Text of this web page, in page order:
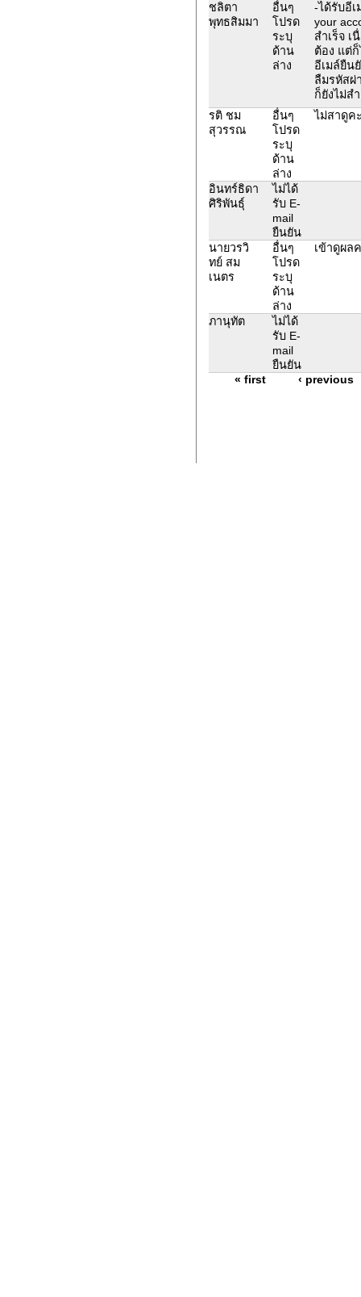
ชลิตา
พุทธสิมมา
อื่นๆ
โปรด
ระบุ
ด้าน
ล่าง
-ได้รับอีเ
your
สำเร็จ เ
ต้อง แต่
อีเมล์ยืน
ลืมรหัสผ่
ก็ยังไม่สำ
รติ ชม
สุวรรณ
อื่นๆ
โปรด
ระบุ
ด้าน
ล่าง
ไม่สาดูค
อินทร์ธิดา
ศิริพันธุ์
ไม่ได้
รับ E-
mail
ยืนยัน
นายวรวิ
ทย์ สม
เนตร
อื่นๆ
โปรด
ระบุ
ด้าน
ล่าง
เข้าดูผล
ภานุทัต
ไม่ได้
รับ E-
mail
ยืนยัน
« first
‹ previous